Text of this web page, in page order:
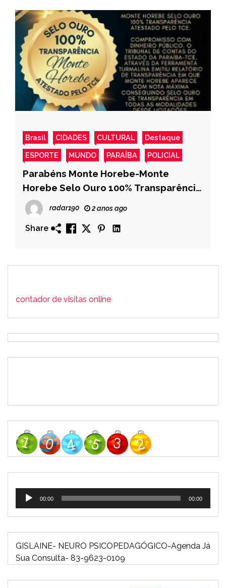
Brasil CIDADES CULTURAL Destaque
ESPORTE MUNDO PARAÍBA POLICIAL
Parabéns Monte Horebe-Monte
Horebe Selo Ouro 100% Transparência
atestado pelo TCE
radar190 2 anos ago
Share
contador de visitas online
Tocador
áudio
00:00 00:00
GISLAINE- NEURO PSICOPEDAGÓGICO-Agenda Já
Sua Consulta- 83-9623-0109